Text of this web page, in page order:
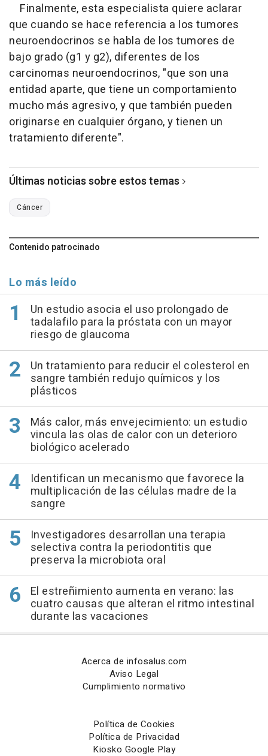
Finalmente, esta especialista quiere aclarar
que cuando se hace referencia a los tumores
neuroendocrinos se habla de los tumores de
bajo grado (g1 y g2), diferentes de los
carcinomas neuroendocrinos, "que son una
entidad aparte, que tiene un comportamiento
mucho más agresivo, y que también pueden
originarse en cualquier órgano, y tienen un
tratamiento diferente".
Últimas noticias sobre estos temas
Cáncer
Contenido patrocinado
Lo más leído
Un estudio asocia el uso prolongado de
tadalafilo para la próstata con un mayor
riesgo de glaucoma
Un tratamiento para reducir el colesterol en
sangre también redujo químicos y los
plásticos
Más calor, más envejecimiento: un estudio
vincula las olas de calor con un deterioro
biológico acelerado
Identifican un mecanismo que favorece la
multiplicación de las células madre de la
sangre
Investigadores desarrollan una terapia
selectiva contra la periodontitis que
preserva la microbiota oral
El estreñimiento aumenta en verano: las
cuatro causas que alteran el ritmo intestinal
durante las vacaciones
Acerca de infosalus.com
Aviso Legal
Cumplimiento normativo
Política de Cookies
Política de Privacidad
Kiosko Google Play